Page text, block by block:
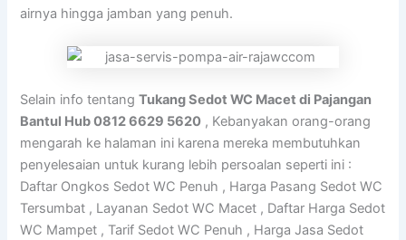
airnya hingga jamban yang penuh.
Selain info tentangTukang Sedot WC Macet di Pajangan
Bantul Hub 0812 6629 5620 , Kebanyakan orang-orang
mengarah ke halaman ini karena mereka membutuhkan
penyelesaian untuk kurang lebih persoalan seperti ini :
Daftar Ongkos Sedot WC Penuh , Harga Pasang Sedot WC
Tersumbat , Layanan Sedot WC Macet , Daftar Harga Sedot
WC Mampet , Tarif Sedot WC Penuh , Harga Jasa Sedot